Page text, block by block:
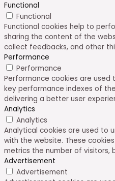
Functional
Functional
Functional cookies help to
sharing the content of the
collect feedbacks, and other
Performance
Performance
Performance cookies are
key performance indexes of
delivering a better user
Analytics
Analytics
Analytical cookies are used to
with the website. These
metrics the number of visitors,
Advertisement
Advertisement